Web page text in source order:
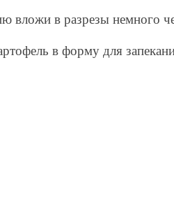
вложи в разрезы немного
в форму для